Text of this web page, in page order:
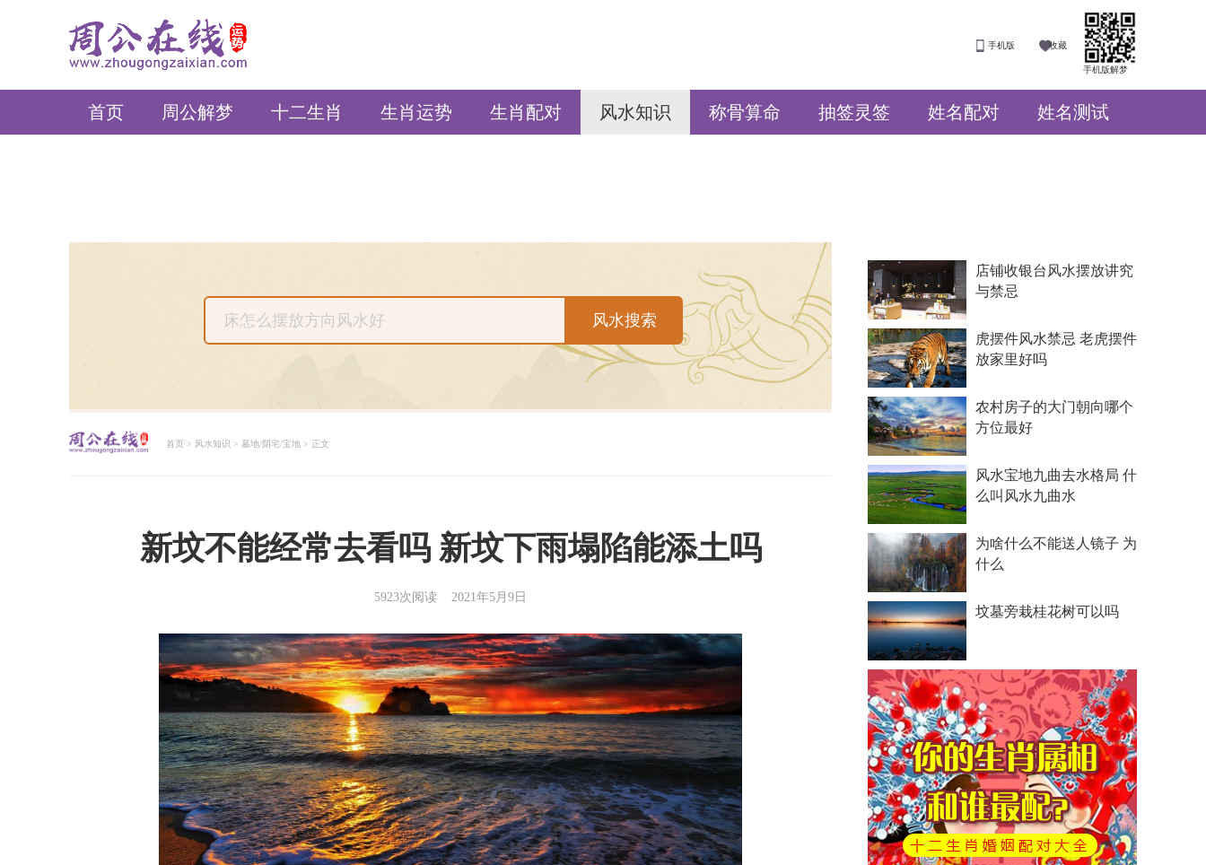
周公在线
手机版解梦
手机版 收藏
首页 周公解梦 十二生肖 生肖运势 生肖配对 风水知识 称骨算命 抽签灵签 姓名配对 姓名测试
首页 > 风水知识 > 墓地/阴宅/宝地 > 正文
新坟不能经常去看吗 新坟下雨塌陷能添土吗
5923次阅读 2021年5月9日
店铺收银台风水摆放讲究
与禁忌
虎摆件风水禁忌 老虎摆件
放家里好吗
农村房子的大门朝向哪个
方位最好
风水宝地九曲去水格局 什
么叫风水九曲水
为啥什么不能送人镜子 为
什么
坟墓旁栽桂花树可以吗